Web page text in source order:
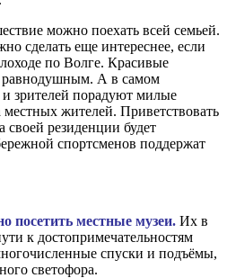
можно поехать всей семьей.
сделать еще интереснее, если
по Волге. Красивые
равнодушным. А в самом
зрителей порадуют милые
жителей. Приветствовать
своей резиденции будет
спортсменов поддержат
посетить местные музеи. Их в
к достопримечательностям
спуски и подъёмы,
светофора.